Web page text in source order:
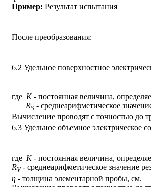
Пример: Результат испытания
После преобразования:
6.2 Удельное поверхностное
где K- постоянная величина,
RS - среднеарифметическое
Вычисление проводят с точностью до
6.3 Удельное объемное электрическое
где K- постоянная величина,
RV - среднеарифметическое значение
η- толщина элементарной пробы, см.